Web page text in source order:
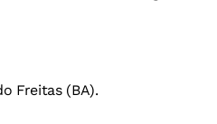
Freitas (BA).